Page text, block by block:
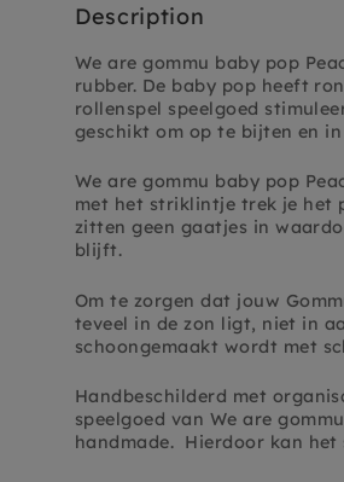
Description
We are gommu baby pop
rubber. De baby pop heeft
rollenspel speelgoed
geschikt om op te bijten en
We are gommu baby pop
met het striklintje trek je het
zitten geen gaatjes in
blijft.
Om te zorgen dat jouw
teveel in de zon ligt, niet in
schoongemaakt wordt met
Handbeschilderd met
speelgoed van We are
handmade. Hierdoor kan het